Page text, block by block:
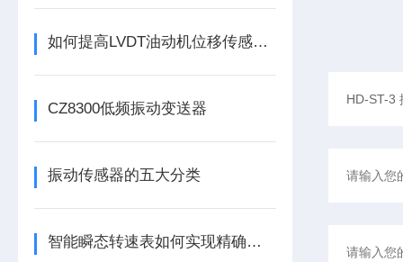
如何提高LVDT油动机位移传感器的精度？
CZ8300低频振动变送器
振动传感器的五大分类
智能瞬态转速表如何实现精确测量？